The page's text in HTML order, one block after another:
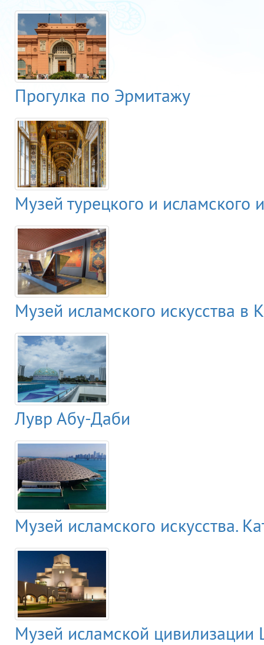
Прогулка по Эрмитажу
Музей турецкого и исламского
Музей исламского искусства в
Лувр Абу-Даби
Музей исламского искусства.
Музей исламской